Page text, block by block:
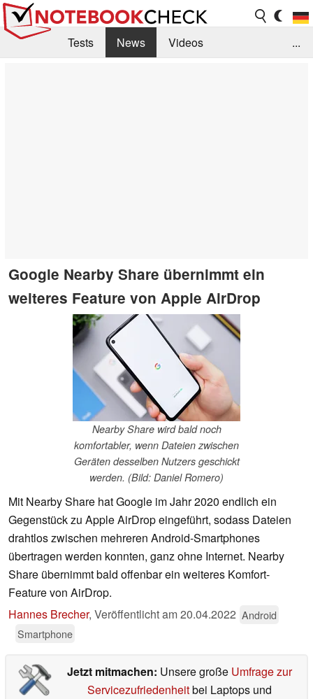
Tests News
Videos
...
Google Nearby Share übernimmt ein
weiteres Feature von Apple AirDrop
Nearby Share wird bald noch
komfortabler, wenn Dateien zwischen
Geräten desselben Nutzers geschickt
werden. (Bild: Daniel Romero)
Mit Nearby Share hat Google im Jahr 2020 endlich ein
Gegenstück zu Apple AirDrop eingeführt, sodass Dateien
drahtlos zwischen mehreren Android-Smartphones
übertragen werden konnten, ganz ohne Internet. Nearby
Share übernimmt bald offenbar ein weiteres Komfort-
Feature von AirDrop.
Hannes Brecher, Veröffentlicht am20.04.2022 Android
Smartphone
Jetzt mitmachen: Unsere große Umfrage zur
Servicezufriedenheitbei Laptops und